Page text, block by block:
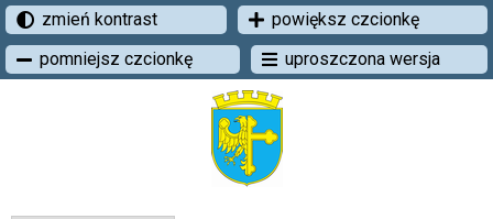
zmień kontrast
powiększ czcionkę
pomniejsz czcionkę
uproszczona wersja